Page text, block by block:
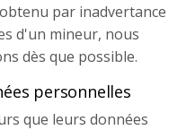
par inadvertance
d'un mineur, nous
dès que possible.
personnelles
que leurs données